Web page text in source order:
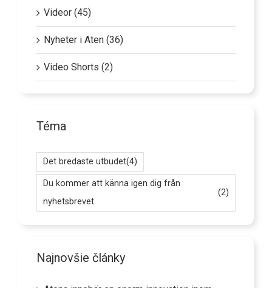
Videor (45)
Nyheter i Aten (36)
Video Shorts (2)
Téma
Det bredaste utbudet(4)
Du kommer att känna igen dig från
nyhetsbrevet
(2)
Najnovšie články